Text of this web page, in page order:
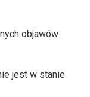
objawów
jest w stanie